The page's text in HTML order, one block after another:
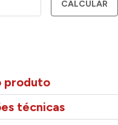
CALCULAR
produto
técnicas